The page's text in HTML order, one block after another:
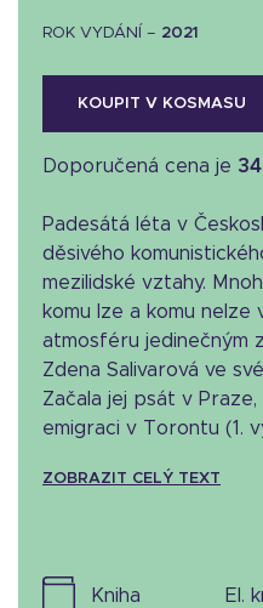
ROK VYDÁNÍ – 2021
KOUPIT V KOSMASU
Doporučená cena je
Padesátá léta v
děsivého
mezilidské vztahy.
komu lze a komu
atmosféru jedinečným
Zdena Salivarová ve
Začala jej psát v
emigraci v Torontu (1.
ZOBRAZIT CELÝ TEXT
kniha el.